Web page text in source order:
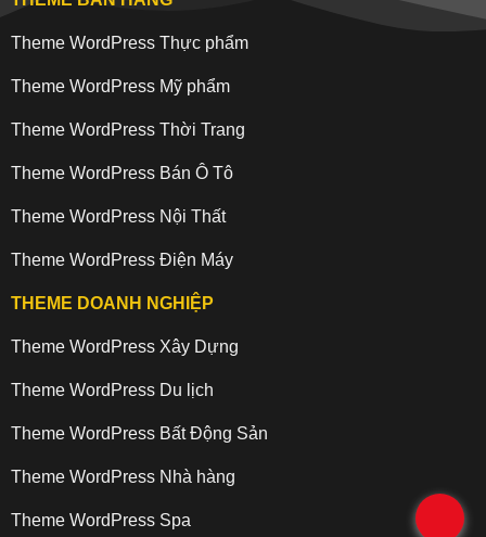
Theme WordPress Thực phẩm
Theme WordPress Mỹ phẩm
Theme WordPress Thời Trang
Theme WordPress Bán Ô Tô
Theme WordPress Nội Thất
Theme WordPress Điện Máy
THEME DOANH NGHIỆP
Theme WordPress Xây Dựng
Theme WordPress Du lịch
Theme WordPress Bất Động Sản
Theme WordPress Nhà hàng
Theme WordPress Spa